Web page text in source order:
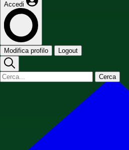
Accedi
Modifica profilo Logout
Cerca